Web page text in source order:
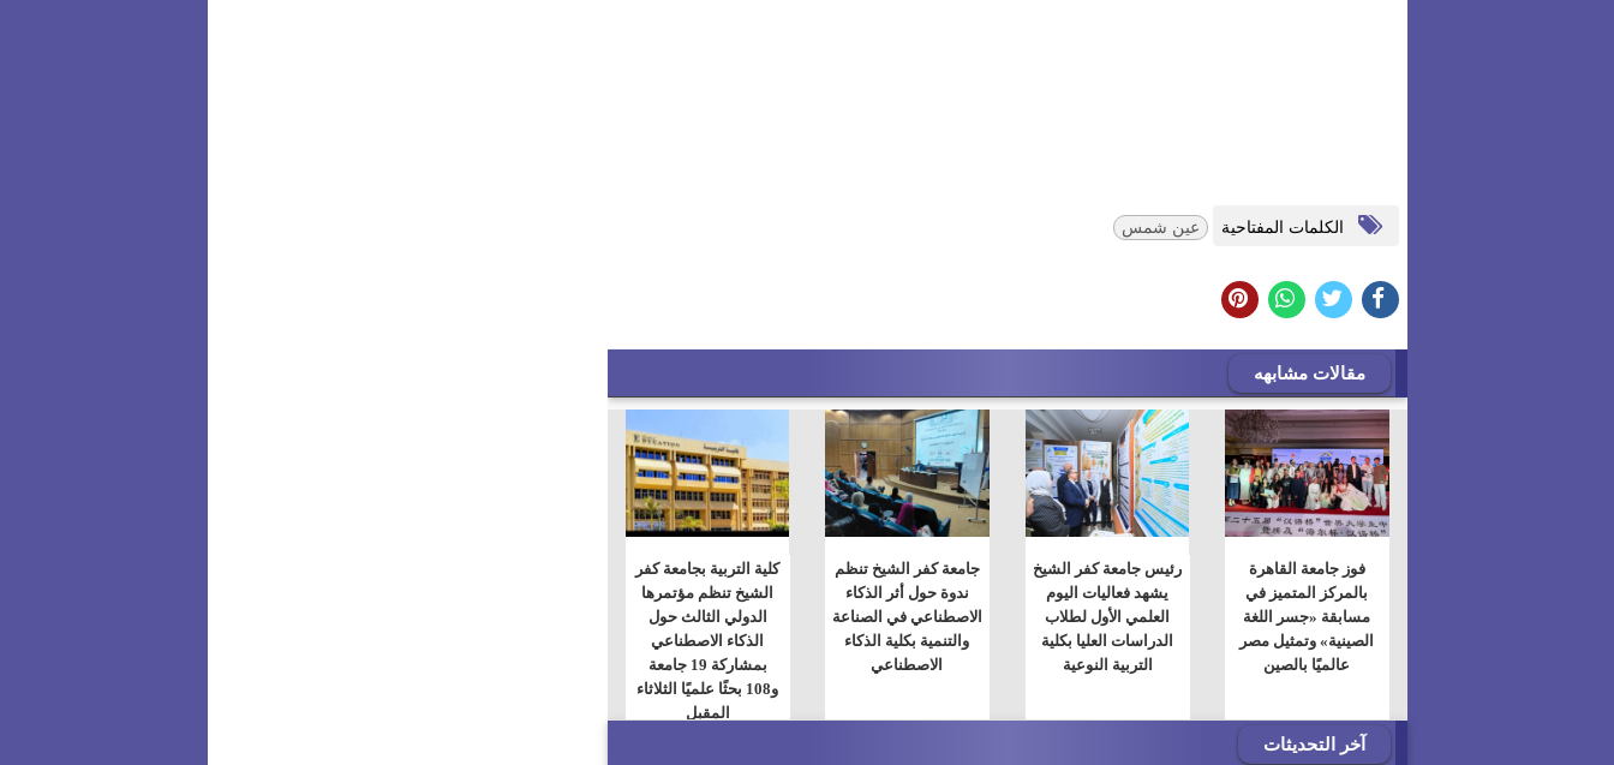
الكلمات المفتاحية عين شمس
مقالات مشابهه
فوز جامعة القاهرة
بالمركز المتميز في
مسابقة «جسر اللغة
الصينية» وتمثيل مصر
عالميًا بالصين
رئيس جامعة كفر الشيخ
يشهد فعاليات اليوم
العلمي الأول لطلاب
الدراسات العليا بكلية
التربية النوعية
جامعة كفر الشيخ تنظم
ندوة حول أثر الذكاء
الاصطناعي في الصناعة
والتنمية بكلية الذكاء
الاصطناعي
كلية التربية بجامعة كفر
الشيخ تنظم مؤتمرها
الدولي الثالث حول
الذكاء الاصطناعي
بمشاركة 19 جامعة
و108 بحثًا علميًا الثلاثاء
المقبل
آخر التحديثات